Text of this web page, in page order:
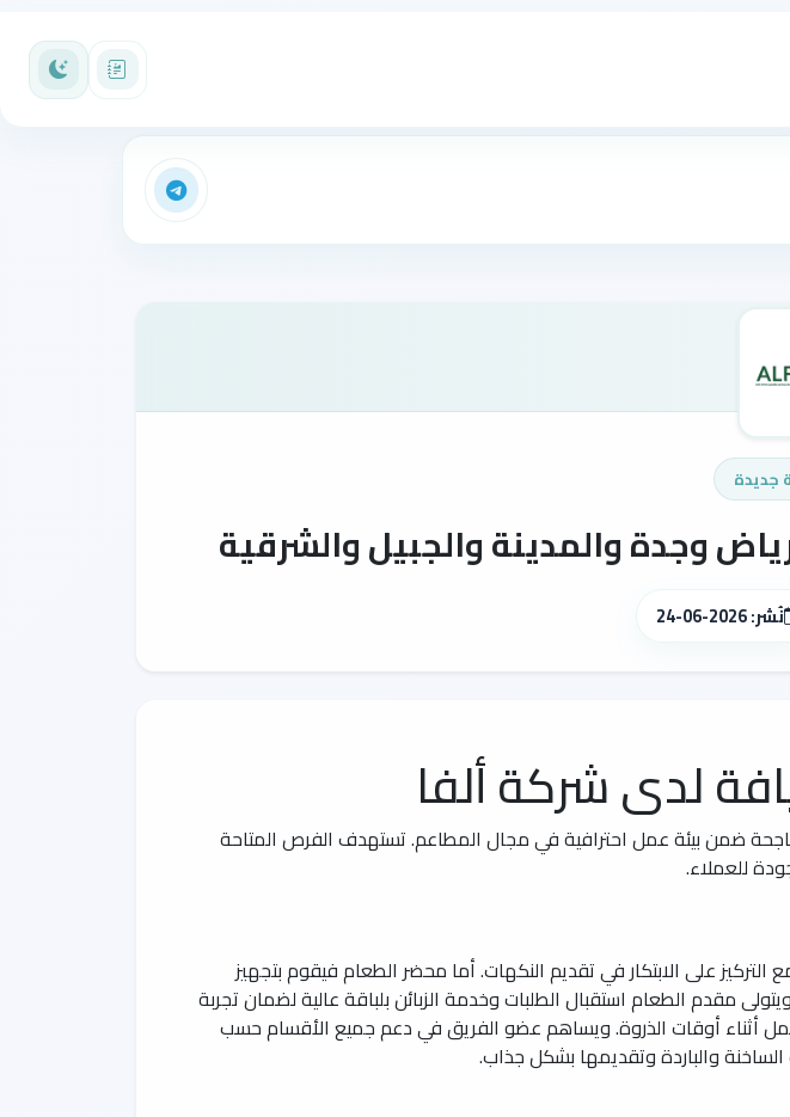
جديدة
وجدة والمدينة والجبيل والشرقية
نُشر: 2026-06-24
لدى شركة ألفا
ناجحة ضمن بيئة عمل احترافية في مجال المطاعم. تستهدف الفرص المتاحة
للعملاء.
على الابتكار في تقديم النكهات. أما محضر الطعام فيقوم بتجهيز
مقدم الطعام استقبال الطلبات وخدمة الزبائن بلباقة عالية لضمان تجربة
أثناء أوقات الذروة. ويساهم عضو الفريق في دعم جميع الأقسام حسب
والباردة وتقديمها بشكل جذاب.